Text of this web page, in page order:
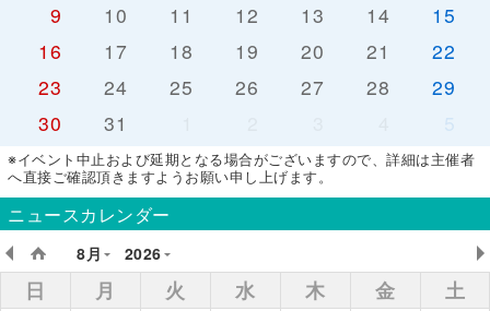
9
10 11 12 13 14
15
16
17 18 19 20 21
22
23
24 25 26 27 28
29
30
31 5
※イベント中止および延期となる場合がございますので、詳細は主催者
へ直接ご確認頂きますようお願い申し上げます。
ニュースカレンダー
8月
2026
日 月 火 水 木 金
土